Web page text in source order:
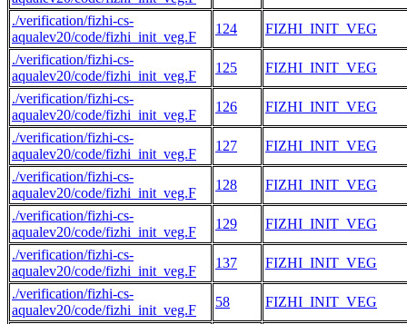
./verification/fizhi-cs-
aqualev20/code/fizhi_init_veg.F
124
FIZHI_INIT_VEG
./verification/fizhi-cs-
aqualev20/code/fizhi_init_veg.F
125
FIZHI_INIT_VEG
./verification/fizhi-cs-
aqualev20/code/fizhi_init_veg.F
126
FIZHI_INIT_VEG
./verification/fizhi-cs-
aqualev20/code/fizhi_init_veg.F
127
FIZHI_INIT_VEG
./verification/fizhi-cs-
aqualev20/code/fizhi_init_veg.F
128
FIZHI_INIT_VEG
./verification/fizhi-cs-
aqualev20/code/fizhi_init_veg.F
129
FIZHI_INIT_VEG
./verification/fizhi-cs-
aqualev20/code/fizhi_init_veg.F
137
FIZHI_INIT_VEG
./verification/fizhi-cs-
aqualev20/code/fizhi_init_veg.F
58
FIZHI_INIT_VEG